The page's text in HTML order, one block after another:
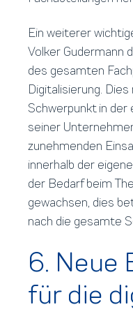
Ein weiterer
Volker Gudermann
des gesamten
Digitalisierung.
Schwerpunkt in
seiner
zunehmenden
innerhalb der
der Bedarf beim
gewachsen, dies
nach die gesamte
6. Neue
für die